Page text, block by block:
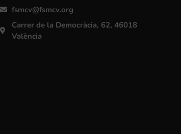
fsmcv@fsmcv.org
Carrer de la Democràcia, 62, 46018
València